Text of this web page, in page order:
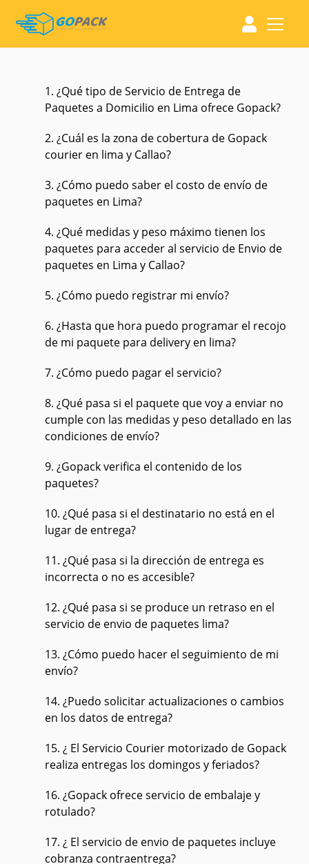
1. ¿Qué tipo de Servicio de Entrega de
Paquetes a Domicilio en Lima ofrece Gopack?
2. ¿Cuál es la zona de cobertura de Gopack
courier en lima y Callao?
3. ¿Cómo puedo saber el costo de envío de
paquetes en Lima?
4. ¿Qué medidas y peso máximo tienen los
paquetes para acceder al servicio de Envio de
paquetes en Lima y Callao?
5. ¿Cómo puedo registrar mi envío?
6. ¿Hasta que hora puedo programar el recojo
de mi paquete para delivery en lima?
7. ¿Cómo puedo pagar el servicio?
8. ¿Qué pasa si el paquete que voy a enviar no
cumple con las medidas y peso detallado en las
condiciones de envío?
9. ¿Gopack verifica el contenido de los
paquetes?
10. ¿Qué pasa si el destinatario no está en el
lugar de entrega?
11. ¿Qué pasa si la dirección de entrega es
incorrecta o no es accesible?
12. ¿Qué pasa si se produce un retraso en el
servicio de envio de paquetes lima?
13. ¿Cómo puedo hacer el seguimiento de mi
envío?
14. ¿Puedo solicitar actualizaciones o cambios
en los datos de entrega?
15. ¿ El Servicio Courier motorizado de Gopack
realiza entregas los domingos y feriados?
16. ¿Gopack ofrece servicio de embalaje y
rotulado?
17. ¿ El servicio de envio de paquetes incluye
cobranza contraentrega?